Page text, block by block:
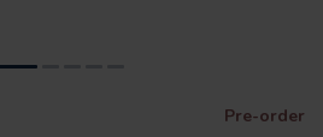
Pre-order